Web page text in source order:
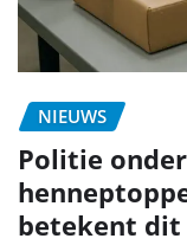
NIEUWS
Politie
betekent dit